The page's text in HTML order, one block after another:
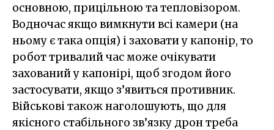
основною, прицільною та тепловізором.
Водночас якщо вимкнути всі камери (на
ньому є така опція) і заховати у капонір, то
робот тривалий час може очікувати
захований у капонірі, щоб згодом його
застосувати, якщо з’явиться противник.
Військові також наголошують, що для
якісного стабільного зв’язку дрон треба